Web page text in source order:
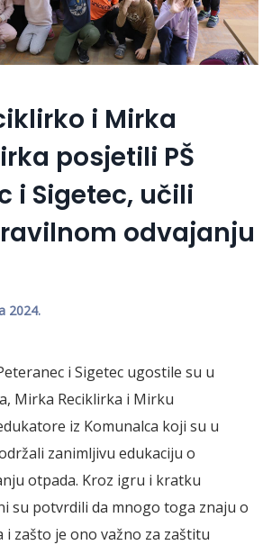
i Mirka
posjetili PŠ
i Sigetec, učili
odvajanju
2024.
i Sigetec ugostile su u
Mirka Reciklirka i Mirku
iz Komunalca koji su u
zanimljivu edukaciju o
otpada. Kroz igru i kratku
su potvrdili da mnogo toga znaju o
i zašto je ono važno za zaštitu